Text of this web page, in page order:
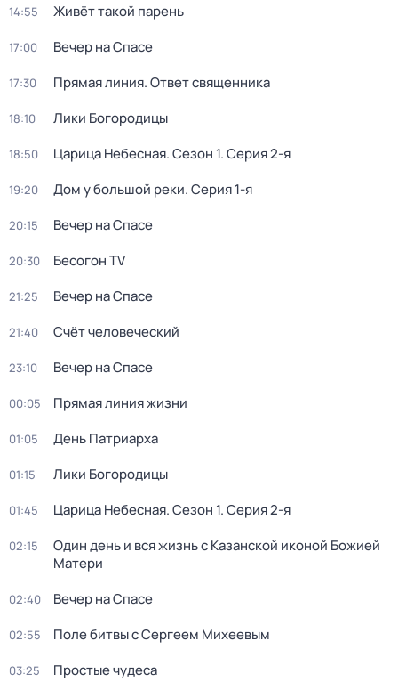
14:55 Живёт такой парень
17:00 Вечер на Спасе
17:30 Прямая линия. Ответ священника
18:10 Лики Богородицы
18:50 Царица Небесная. Сезон 1. Серия 2-я
19:20 Дом у большой реки. Серия 1-я
20:15 Вечер на Спасе
20:30 Бесогон TV
21:25 Вечер на Спасе
21:40 Счёт человеческий
23:10 Вечер на Спасе
00:05 Прямая линия жизни
01:05 День Патриарха
01:15 Лики Богородицы
01:45 Царица Небесная. Сезон 1. Серия 2-я
02:15
Один день и вся жизнь с Казанской иконой Божией
Матери
02:40 Вечер на Спасе
02:55 Поле битвы с Сергеем Михеевым
03:25
Простые чудеса